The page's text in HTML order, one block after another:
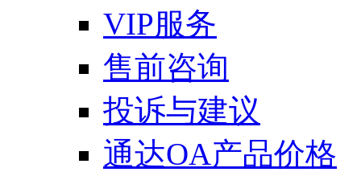
VIP服务
售前咨询
投诉与建议
通达OA产品价格